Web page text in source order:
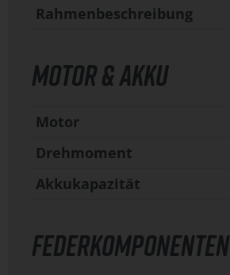
Rahmenbeschreibung
MOTOR & AKKU
Motor
Drehmoment
Akkukapazität
FEDERKOMPONENTEN